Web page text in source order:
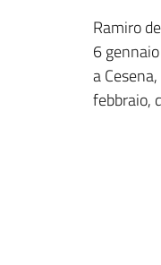
Ramiro
6
a
febbraio,